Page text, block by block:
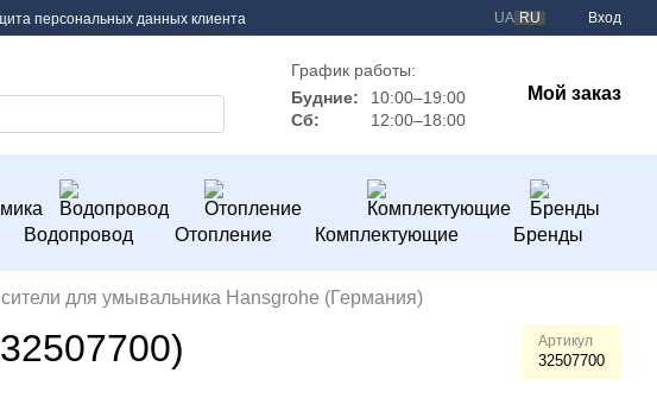
персональных данных клиента UA RU Вход
График работы:
Будние:
10:00–19:00
Сб:
12:00–18:00
Мой заказ
Водопровод Отопление Комплектующие Бренды
для умывальника Hansgrohe (Германия)
Артикул
32507700